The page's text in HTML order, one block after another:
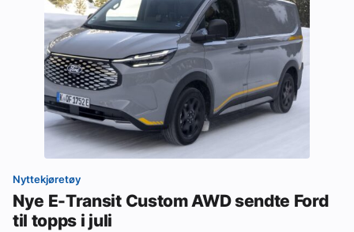
Nyttekjøretøy
Nye E-Transit Custom AWD sendte Ford
til topps i juli